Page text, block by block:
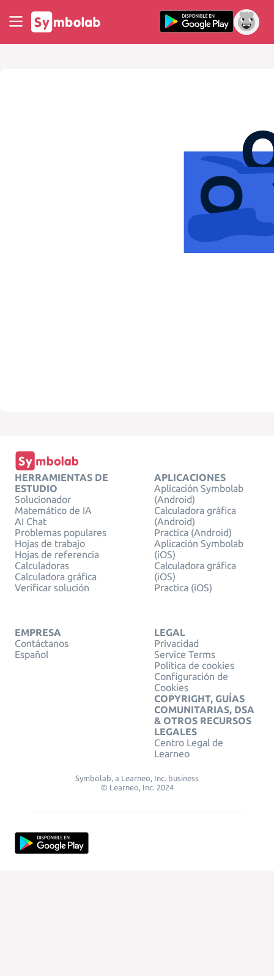
HERRAMIENTAS DE
ESTUDIO
Solucionador
Matemático de IA
AI Chat
Problemas populares
Hojas de trabajo
Hojas de referencia
Calculadoras
Calculadora gráfica
Verificar solución
APLICACIONES
Aplicación Symbolab
(Android)
Calculadora gráfica
(Android)
Practica (Android)
Aplicación Symbolab
(iOS)
Calculadora gráfica
(iOS)
Practica (iOS)
EMPRESA
Contáctanos
Español
LEGAL
Privacidad
Service Terms
Política de cookies
Configuración de
Cookies
COPYRIGHT, GUÍAS
COMUNITARIAS, DSA
& OTROS RECURSOS
LEGALES
Centro Legal de
Learneo
Symbolab, a Learneo, Inc. business
© Learneo, Inc. 2024